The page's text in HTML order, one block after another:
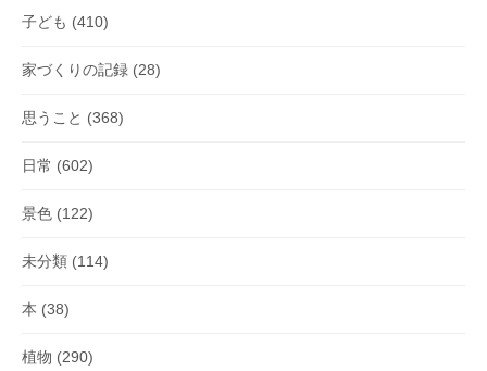
子ども (410)
家づくりの記録 (28)
思うこと (368)
日常 (602)
景色 (122)
未分類 (114)
本 (38)
植物 (290)